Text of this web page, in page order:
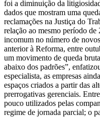
foi a diminuição da
dados que mostram uma
reclamações na Justiça do
relação ao mesmo período
incomum no número de
anterior à Reforma, entre
um movimento de queda
abaixo dos padrões”,
especialista, as empresas
espaços criados a partir das
prerrogativas gerenciais.
pouco utilizados pelas
regime de jornada parcial; o